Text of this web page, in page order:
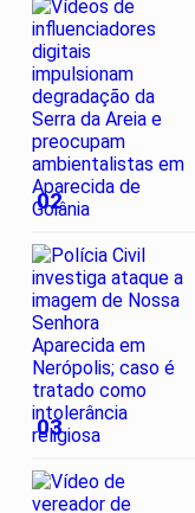
02
03